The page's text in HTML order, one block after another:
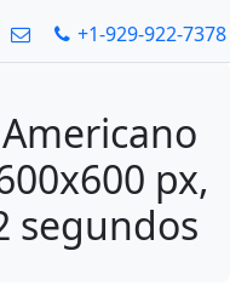
+1-929-922-7378
px,
segundos